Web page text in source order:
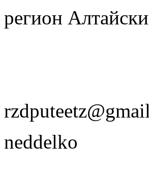
регион
neddelko